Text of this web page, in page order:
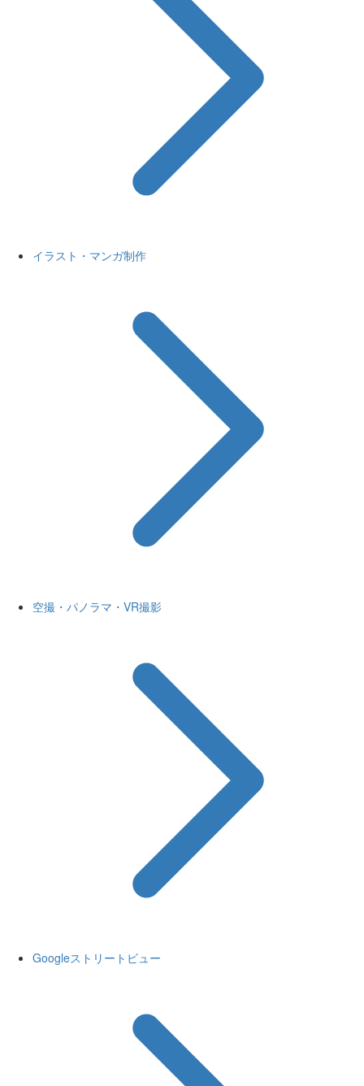
イラスト・マンガ制作
空撮・パノラマ・VR撮影
Googleストリートビュー